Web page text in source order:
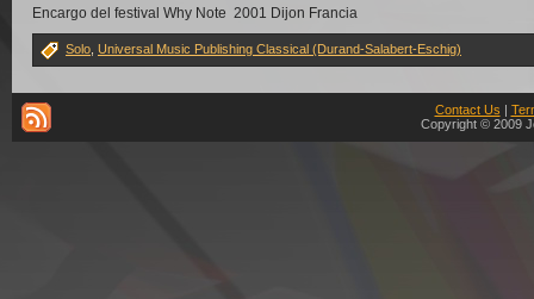
Encargo del festival Why Note 2001 Dijon Francia
Solo Universal Music Publishing Classical (Durand-Salabert-Eschig)
Contact Us |
Copyright © 2009